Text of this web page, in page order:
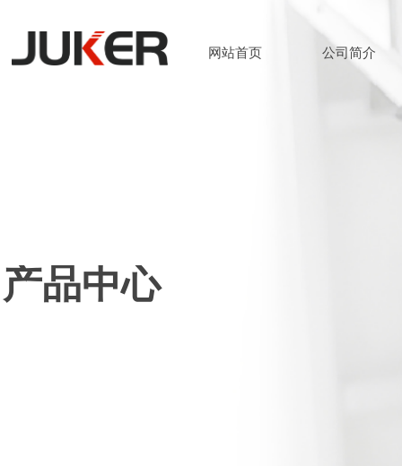
网站首页 公司简介
公司简介
产品中心